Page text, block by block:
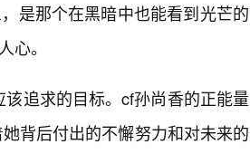
是那个在黑暗中也能看到光芒的
心。
该追求的目标。cf孙尚香的正能量
背后付出的不懈努力和对未来的